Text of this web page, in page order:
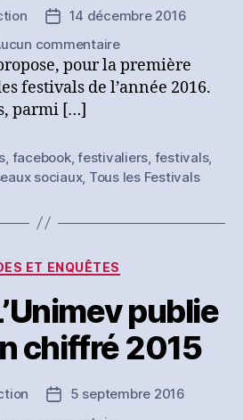
Date14 décembre 2016
commentairesur
[Etude]
Tous
son
bilan
festivals
pour la première
festivals de l’année 2016.
parmi […]
facebook,festivaliers festivals,
sociaux, Tous les Festivals
Catégories
ET ENQUÊTES
publie
chiffré 2015
Date5 septembre 2016